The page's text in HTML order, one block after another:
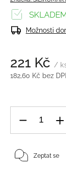
221 Kč /
182,60 Kč bez
Možnosti
Zeptat se